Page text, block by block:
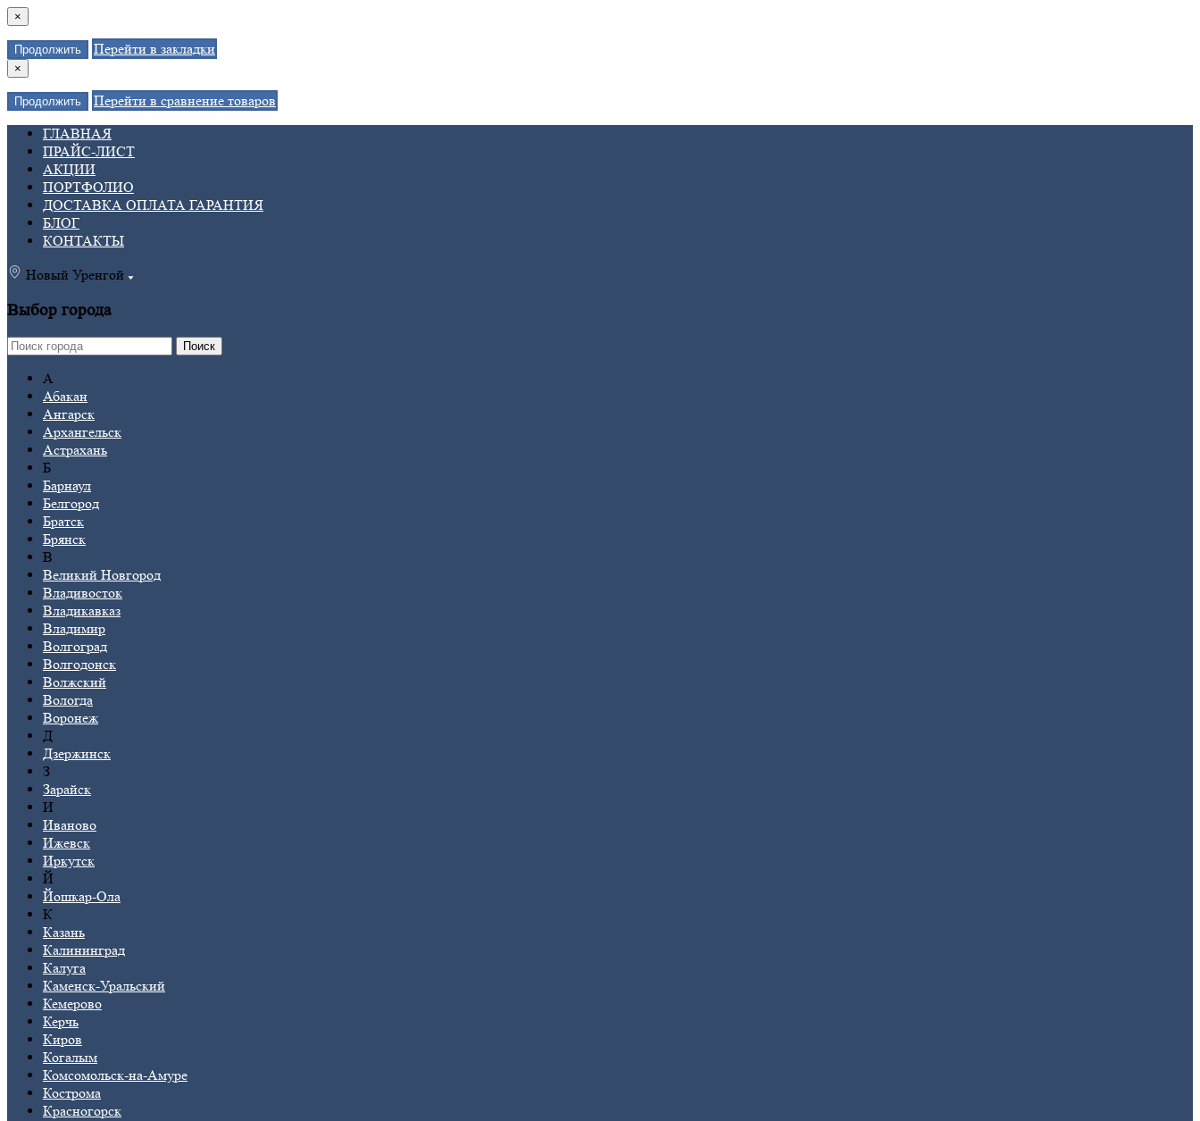
×
Продолжить Перейти в закладки
×
Продолжить
Перейти в сравнение товаров
ГЛАВНАЯ
ПРАЙС-ЛИСТ
АКЦИИ
ПОРТФОЛИО
ДОСТАВКА ОПЛАТА ГАРАНТИЯ
БЛОГ
КОНТАКТЫ
Новый Уренгой
Выбор города
Поиск
А
Абакан
Ангарск
Архангельск
Астрахань
Б
Барнаул
Белгород
Братск
Брянск
В
Великий Новгород
Владивосток
Владикавказ
Владимир
Волгоград
Волгодонск
Волжский
Вологда
Воронеж
Д
Дзержинск
З
Зарайск
И
Иваново
Ижевск
Иркутск
Й
Йошкар-Ола
К
Казань
Калининград
Калуга
Каменск-Уральский
Кемерово
Керчь
Киров
Когалым
Комсомольск-на-Амуре
Кострома
Красногорск